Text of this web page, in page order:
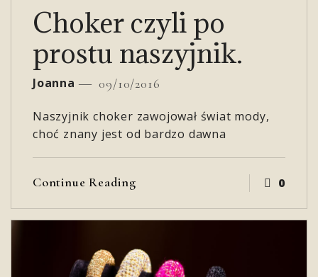
Choker czyli po
prostu naszyjnik.
Joanna 09/10/2016
Naszyjnik choker zawojował świat mody,
choć znany jest od bardzo dawna
Continue Reading 0